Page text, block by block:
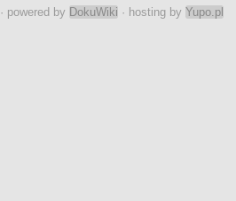
· powered by DokuWiki · hosting by Yupo.pl